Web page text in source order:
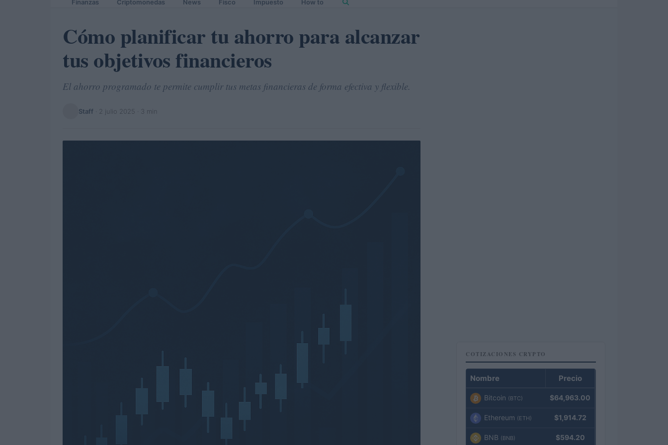
Finanzas Criptomonedas News Fisco Impuesto How to
Cómo planificar tu ahorro para alcanzar
tus objetivos financieros
El ahorro programado te permite cumplir tus metas financieras de forma efectiva y flexible.
Staff 2 julio 2025 · 3 min
COTIZACIONES CRYPTO
Nombre Precio
Bitcoin (BTC) $64,963.00
Ethereum (ETH) $1,914.72
BNB (BNB) $594.20